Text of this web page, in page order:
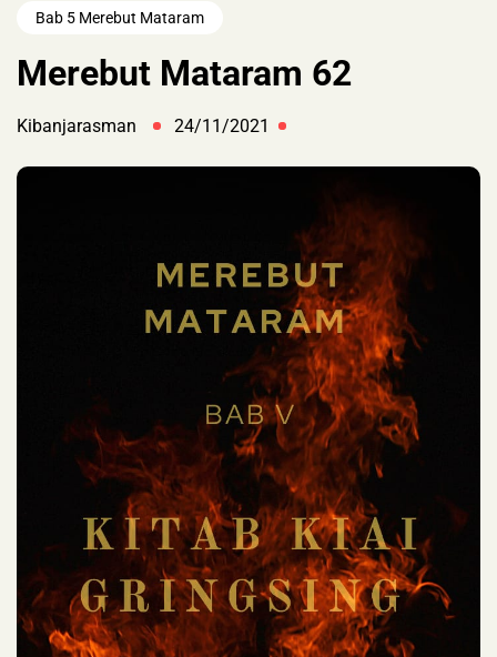
Bab 5 Merebut Mataram
Merebut Mataram 62
Kibanjarasman 24/11/2021